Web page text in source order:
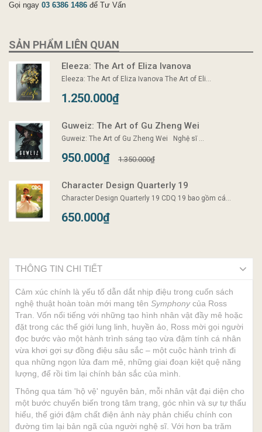
Gọi ngay 03 6386 1486 để Tư Vấn
SẢN PHẨM LIÊN QUAN
Eleeza: The Art of Eliza Ivanova
Eleeza: The Art of Eliza Ivanova The Art of Eli...
1.250.000₫
Guweiz: The Art of Gu Zheng Wei
Guweiz: The Art of Gu Zheng Wei Nghệ sĩ ...
950.000₫ 1.350.000₫
Character Design Quarterly 19
Character Design Quarterly 19 CDQ 19 bao gồm cá...
650.000₫
THÔNG TIN CHI TIẾT
Cảm xúc chính là yếu tố dẫn dắt nhịp điệu trong cuốn sách
nghệ thuật hoàn toàn mới mang tên Symphonycủa Ross
Tran. Vốn nổi tiếng với những tạo hình nhân vật đầy mê hoặc
đặt trong các thế giới lung linh, huyền ảo, Ross mời gọi người
đọc bước vào một hành trình sáng tạo vừa đậm tính cá nhân
vừa khơi gợi sự đồng điệu sâu sắc – một cuộc hành trình đi
qua những ngọn lửa đam mê, những giai đoạn kiệt quệ năng
lượng, để rồi tìm lại chính bản sắc của mình.
Thông qua tám 'hộ vệ' nguyên bản, mỗi nhân vật đại diện cho
một bước chuyển biến trong tâm trạng, góc nhìn và sự tự thấu
hiểu, thế giới đậm chất điện ảnh này phản chiếu chính con
đường tìm lại bản ngã của người nghệ sĩ. Với hơn ba trăm